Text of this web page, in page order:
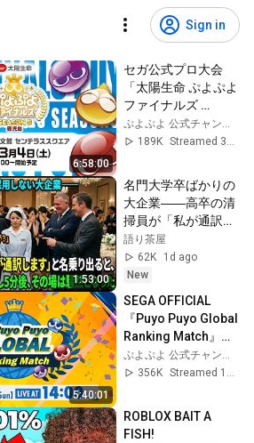
Sign in
6:58:00
セガ公式プロ大会
「太陽生命 ぷよぷよ
ファイナルズ
SEASON5 鹿児島」ぷよぷよ 公式チャンネル
189K
Streamed 3y ago
1:53:00
名門大学卒ばかりの
大企業――高卒の清
掃員が「私が通訳い
たします」と財閥会
長に告げた瞬間、全
員が嘲笑した。しか
静まり返った。#動
エピソード#老後の
物語 #家族の物語
語り茶屋
62K
1d ago
New
5:40:01
SEGA OFFICIAL
『Puyo Puyo Global
Ranking Match』
（Puyo Puyo Global
Ranking Series）
ぷよぷよ 公式チャンネル
356K
Streamed 1y ago
ROBLOX BAIT A
FISH!